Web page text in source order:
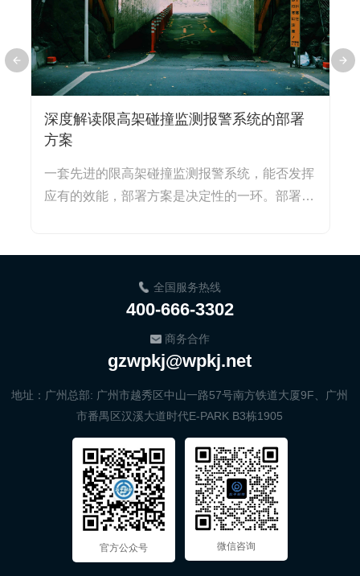
深度解读限高架碰撞监测报警系统的部署
方案
一套先进的限高架碰撞监测报警系统，能否发挥
应有的效能，部署方案是决定性的一环。部署不
全国服务热线
400-666-3302
商务合作
gzwpkj@wpkj.net
地址：广州总部: 广州市越秀区中山一路57号南方铁道大厦9F、广州
市番禺区汉溪大道时代E-PARK B3栋1905
官方公众号 微信咨询